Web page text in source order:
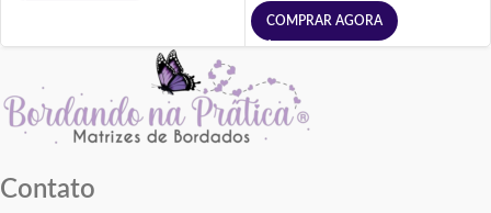
COMPRAR AGORA
Contato